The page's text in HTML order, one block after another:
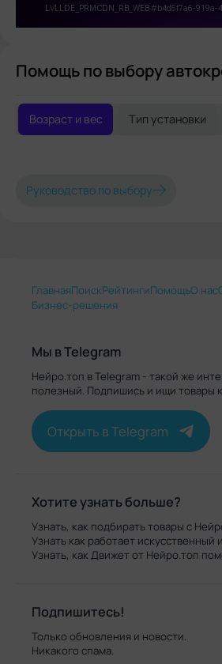
Помощь по выбору
Возраст и вес Тип установки
Руководство по выбору
ГлавнаяПоискРейтингиПомощьО нас
Бизнес-решения
Мы в Telegram
Нейро.топ в Telegram - такой же
полезный. Подпишись и ищи товары
Открыть в Telegram
Хотите узнать больше?
Узнать, как подбирать товары с
Узнать как работает искусственный
Узнать, как Движет от Нейро.топ
Подпишитесь!
Только обновления и новости.
Никакого спама.